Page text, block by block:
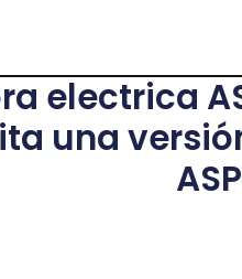
electrica
una